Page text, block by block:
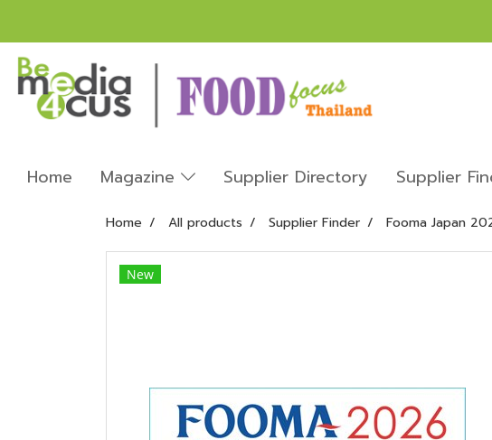
Home Magazine Supplier Directory Supplier
Home All products Supplier Finder Fooma Japan
New